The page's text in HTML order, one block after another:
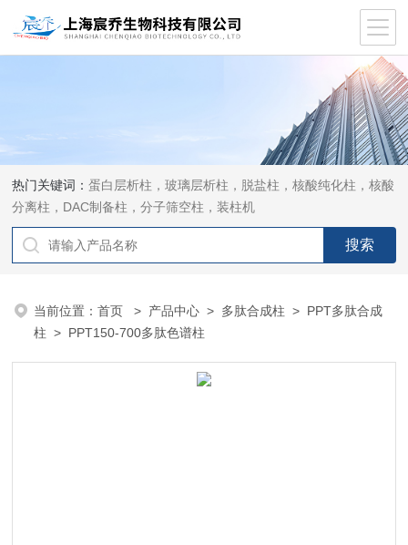
热门关键词：蛋白层析柱，玻璃层析柱，脱盐柱，核酸纯化柱，核酸
分离柱，DAC制备柱，分子筛空柱，装柱机
当前位置：首页 > 产品中心 > 多肽合成柱 > PPT多肽合成
柱 > PPT150-700多肽色谱柱